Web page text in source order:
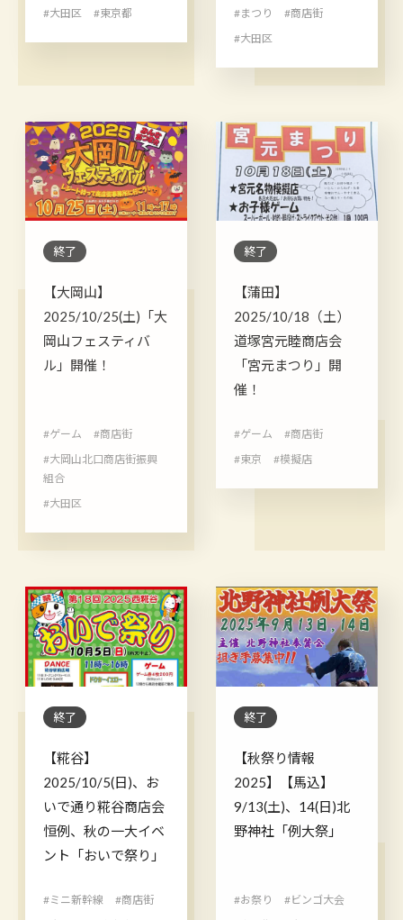
#大田区
#東京都
#まつり
#商店街
#大田区
終了
【大岡山】
2025/10/25(土)「大
岡山フェスティバ
ル」開催！
#ゲーム
#商店街
#大岡山北口商店街振興
組合
#大田区
終了
【蒲田】
2025/10/18（土）
道塚宮元睦商店会
「宮元まつり」開
催！
#ゲーム
#商店街
#東京
#模擬店
終了
【糀谷】
2025/10/5(日)、お
いで通り糀谷商店会
恒例、秋の一大イベ
ント「おいで祭り」
#ミニ新幹線
#商店街
終了
【秋祭り情報
2025】【馬込】
9/13(土)、14(日)北
野神社「例大祭」
#お祭り
#ビンゴ大会